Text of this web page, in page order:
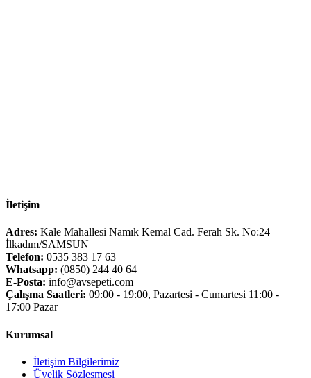
İletişim
Adres: Kale Mahallesi Namık Kemal Cad. Ferah Sk. No:24
İlkadım/SAMSUN
Telefon: 0535 383 17 63
Whatsapp: (0850) 244 40 64
E-Posta: info@avsepeti.com
Çalışma Saatleri: 09:00 - 19:00, Pazartesi - Cumartesi 11:00 -
17:00 Pazar
Kurumsal
İletişim Bilgilerimiz
Üyelik Sözleşmesi